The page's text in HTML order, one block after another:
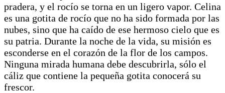
pradera, y el rocío se torna en un ligero vapor. Celina
es una gotita de rocío que no ha sido formada por las
nubes, sino que ha caído de ese hermoso cielo que es
su patria. Durante la noche de la vida, su misión es
esconderse en el corazón de la flor de los campos.
Ninguna mirada humana debe descubrirla, sólo el
cáliz que contiene la pequeña gotita conocerá su
frescor.